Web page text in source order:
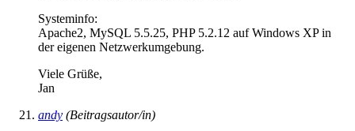
Systeminfo:
Apache2, MySQL 5.5.25, PHP 5.2.12 auf Windows XP in
der eigenen Netzwerkumgebung.
Viele Grüße,
Jan
andy (Beitragsautor/in)